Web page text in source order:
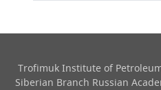
Trofimuk Institute of
Siberian Branch Russian